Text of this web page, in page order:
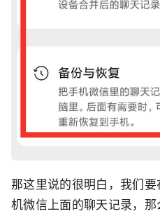
那这里说的很明白，我们
机微信上面的聊天记录，